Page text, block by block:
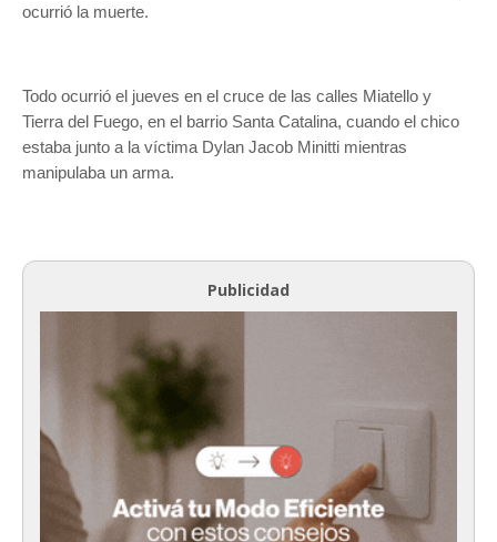
ocurrió la muerte.
Todo ocurrió el jueves en el cruce de las calles Miatello y
Tierra del Fuego, en el barrio Santa Catalina, cuando el chico
estaba junto a la víctima Dylan Jacob Minitti mientras
manipulaba un arma.
Publicidad